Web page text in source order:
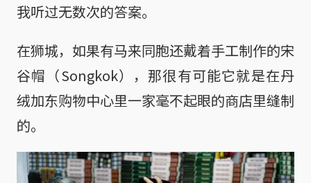
我听过无数次的答案。
在狮城，如果有马来同胞还戴着手工制作的宋
谷帽（Songkok），那很有可能它就是在丹
绒加东购物中心里一家毫不起眼的商店里缝制
的。